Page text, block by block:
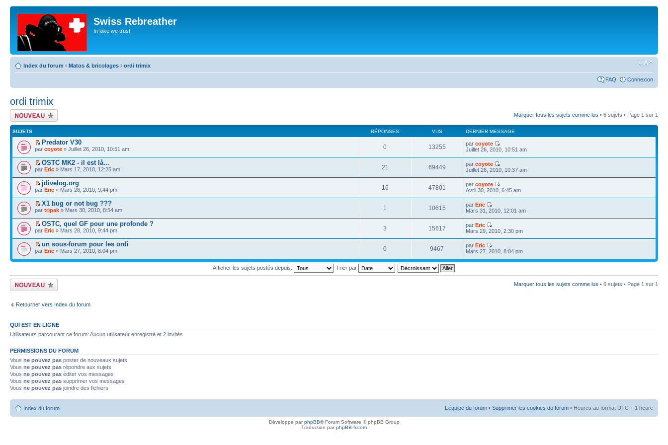
Swiss Rebreather
In lake we trust
Index du forum ‹ Matos & bricolages ‹ ordi trimix
FAQ Connexion
ordi trimix
Écrire un nouveau
sujet
Marquer tous les sujets comme lus • 6 sujets • Page 1 sur 1
SUJETS RÉPONSES VUS DERNIER MESSAGE
Predator V30
par coyote » Juillet 26, 2010, 10:51 am 0 13255 parcoyote
Juillet 26, 2010, 10:51 am
OSTC MK2 - il est là...
par Eric » Mars 17, 2010, 12:25 am 21 69449 parcoyote
Juillet 26, 2010, 10:37 am
jdivelog.org
par Eric » Mars 28, 2010, 9:44 pm 16 47801 parcoyote
Avril 30, 2010, 6:45 am
X1 bug or not bug ???
par tripak » Mars 30, 2010, 8:54 am 1 10615 parEric
Mars 31, 2010, 12:01 am
OSTC, quel GF pour une profonde ?
par Eric » Mars 28, 2010, 9:44 pm 3 15617 parEric
Mars 29, 2010, 2:30 pm
un sous-forum pour les ordi
par Eric » Mars 27, 2010, 8:04 pm 0 9467 parEric
Mars 27, 2010, 8:04 pm
Afficher les sujets postés depuis: Trier par
Écrire un nouveau
sujet
Marquer tous les sujets comme lus • 6 sujets • Page 1 sur 1
Retourner vers Index du forum
QUI EST EN LIGNE
Utilisateurs parcourant ce forum: Aucun utilisateur enregistré et 2 invités
PERMISSIONS DU FORUM
Vous ne pouvez pas poster de nouveaux sujets
Vous ne pouvez pas répondre aux sujets
Vous ne pouvez pas éditer vos messages
Vous ne pouvez pas supprimer vos messages
Vous ne pouvez pas joindre des fichiers
Index du forum L’équipe du forum • Supprimer les cookies du forum • Heures au format UTC + 1 heure
Développé parphpBB® Forum Software © phpBB Group
Traduction parphpBB-fr.com